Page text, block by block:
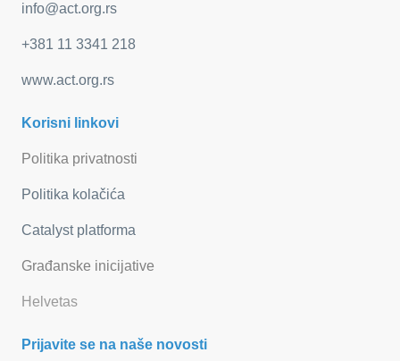
info@act.org.rs
+381 11 3341 218
www.act.org.rs
Korisni linkovi
Politika privatnosti
Politika kolačića
Catalyst platforma
Građanske inicijative
Helvetas
Prijavite se na naše novosti